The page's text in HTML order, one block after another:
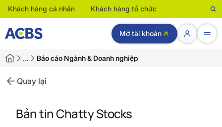
Khách hàng cá nhân Khách hàng tổ chức
Mở tài khoản
… Báo cáo Ngành & Doanh nghiệp
Quay lại
Bản tin Chatty Stocks